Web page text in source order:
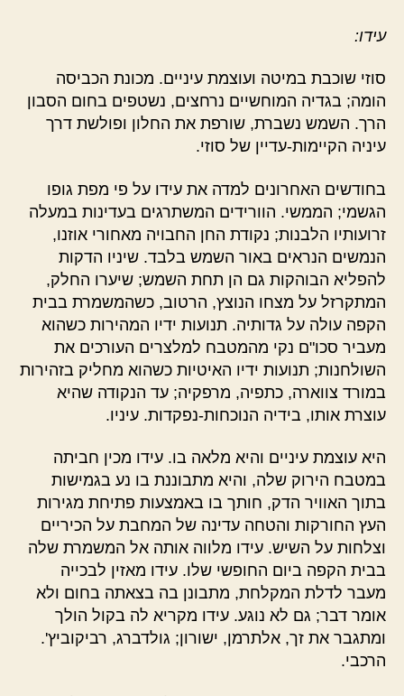
עידו:
סוזי שוכבת במיטה ועוצמת עיניים. מכונת הכביסה
הומה; בגדיה המוחשיים נרחצים, נשטפים בחום הסבון
הרך. השמש נשברת, שורפת את החלון ופולשת דרך
עיניה הקיימות-עדיין של סוזי.
בחודשים האחרונים למדה את עידו על פי מפת גופו
הגשמי; הממשי. הוורידים המשתרגים בעדינות במעלה
זרועותיו הלבנות; נקודת החן החבויה מאחורי אוזנו,
הנמשים הנראים באור השמש בלבד. שיניו הדקות
להפליא הבוהקות גם הן תחת השמש; שיערו החלק,
המתקרזל על מצחו הנוצץ, הרטוב, כשהמשמרת בבית
הקפה עולה על גדותיה. תנועות ידיו המהירות כשהוא
מעביר סכו"ם נקי מהמטבח למלצרים העורכים את
השולחנות; תנועות ידיו האיטיות כשהוא מחליק בזהירות
במורד צווארה, כתפיה, מרפקיה; עד הנקודה שהיא
עוצרת אותו, בידיה הנוכחות-נפקדות. עיניו.
היא עוצמת עיניים והיא מלאה בו. עידו מכין חביתה
במטבח הירוק שלה, והיא מתבוננת בו נע בגמישות
בתוך האוויר הדק, חותך בו באמצעות פתיחת מגירות
העץ החורקות והטחה עדינה של המחבת על הכיריים
וצלחות על השיש. עידו מלווה אותה אל המשמרת שלה
בבית הקפה ביום החופשי שלו. עידו מאזין לבכייה
מעבר לדלת המקלחת, מתבונן בה בצאתה בחום ולא
אומר דבר; גם לא נוגע. עידו מקריא לה בקול הולך
ומתגבר את זך, אלתרמן, ישורון; גולדברג, רביקוביץ'.
הרכבי.